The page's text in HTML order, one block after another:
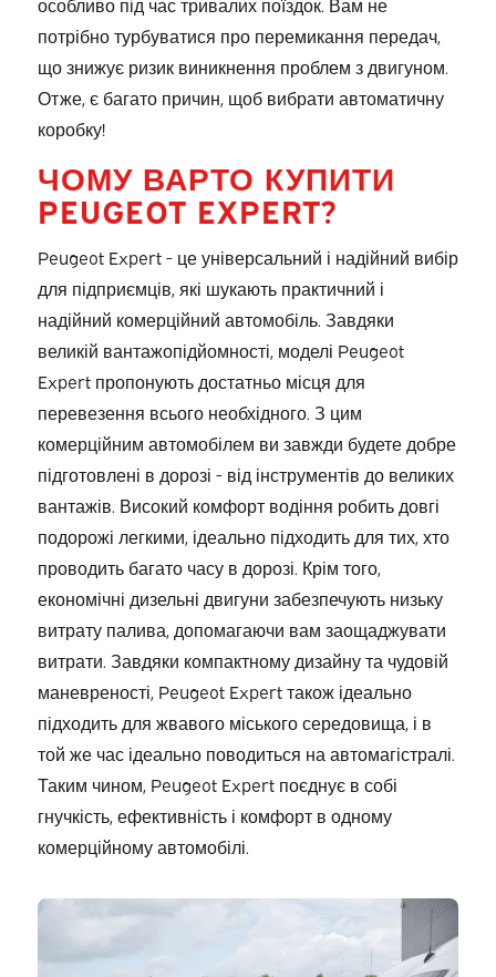
потрібно турбуватися про перемикання передач,
що знижує ризик виникнення проблем з двигуном.
Отже, є багато причин, щоб вибрати автоматичну
коробку!
ЧОМУ ВАРТО КУПИТИ
PEUGEOT EXPERT?
Peugeot Expert - це універсальний і надійний вибір
для підприємців, які шукають практичний і
надійний комерційний автомобіль. Завдяки
великій вантажопідйомності, моделі Peugeot
Expert пропонують достатньо місця для
перевезення всього необхідного. З цим
комерційним автомобілем ви завжди будете добре
підготовлені в дорозі - від інструментів до великих
вантажів. Високий комфорт водіння робить довгі
подорожі легкими, ідеально підходить для тих, хто
проводить багато часу в дорозі. Крім того,
економічні дизельні двигуни забезпечують низьку
витрату палива, допомагаючи вам заощаджувати
витрати. Завдяки компактному дизайну та чудовій
маневреності, Peugeot Expert також ідеально
підходить для жвавого міського середовища, і в
той же час ідеально поводиться на автомагістралі.
Таким чином, Peugeot Expert поєднує в собі
гнучкість, ефективність і комфорт в одному
комерційному автомобілі.